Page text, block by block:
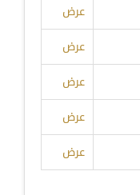
عرض
عرض
عرض
عرض
عرض